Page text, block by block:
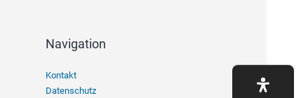
Navigation
Navigation
überspringen
Kontakt
Datenschutz